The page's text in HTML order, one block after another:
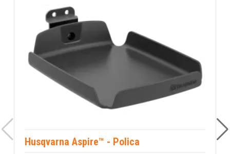
Husqvarna Aspire™ - Polica